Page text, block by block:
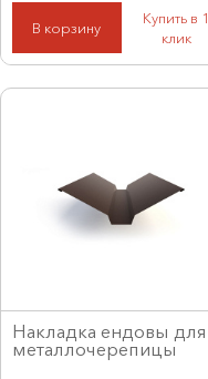
В корзину
Купить в 1
клик
Накладка ендовы для
металлочерепицы